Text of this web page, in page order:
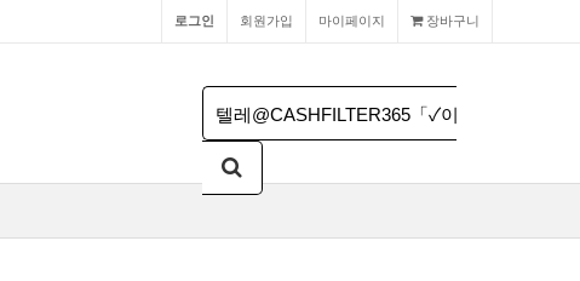
장바구니
마이페이지
회원가입
로그인